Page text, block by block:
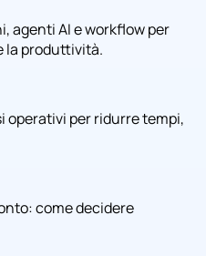
agenti AI e workflow per
la produttività.
operativi per ridurre tempi,
come decidere